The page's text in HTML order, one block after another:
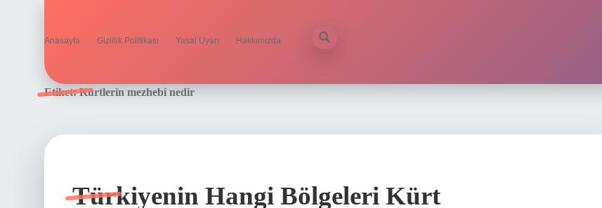
Anasayfa Gizlilik Politikası Yasal Uyarı Hakkımızda
Etiket:Kürtlerin mezhebi nedir
Türkiyenin Hangi Bölgeleri Kürt